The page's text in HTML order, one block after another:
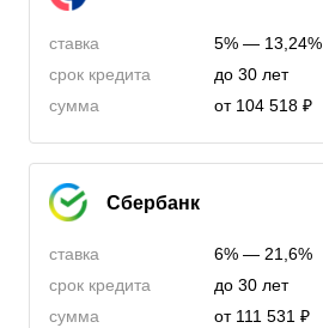
ставка
срок кредита
сумма
5% — 13,24%
до 30 лет
от 104 518 ₽
Сбербанк
ставка
срок кредита
сумма
6% — 21,6%
до 30 лет
от 111 531 ₽